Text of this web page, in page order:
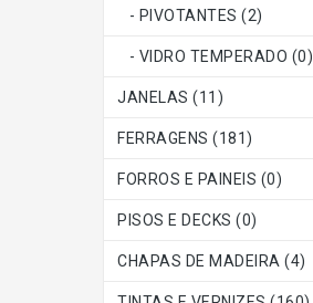
- PIVOTANTES (2)
- VIDRO TEMPERADO (0)
JANELAS (11)
FERRAGENS (181)
FORROS E PAINEIS (0)
PISOS E DECKS (0)
CHAPAS DE MADEIRA (4)